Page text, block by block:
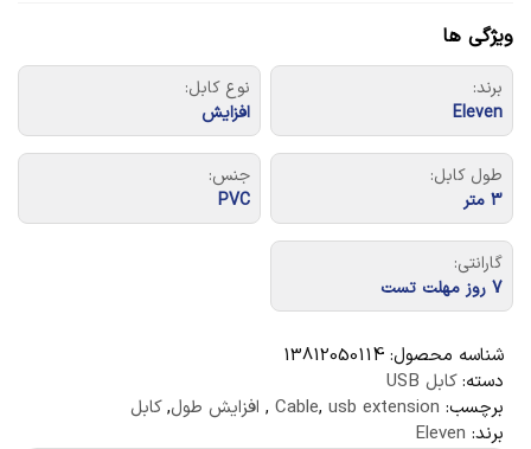
ویژگی ها
برند:
Eleven
نوع کابل:
افزایش
طول کابل:
3 متر
جنس:
PVC
گارانتی:
7 روز مهلت تست
شناسه محصول: 13812050114
دسته:کابل USB
برچسب:
Cable, usb extension
, افزایش طول,کابل
برند: Eleven